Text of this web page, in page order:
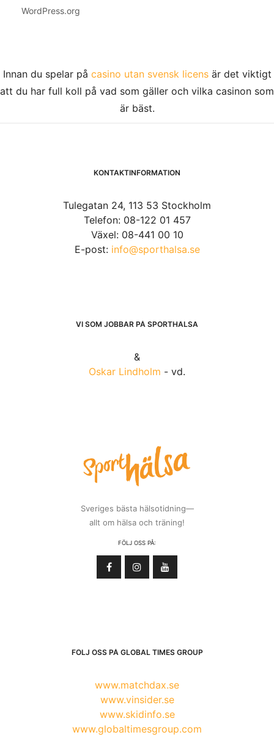
WordPress.org
Innan du spelar på casino utan svensk licensär det viktigt
att du har full koll på vad som gäller och vilka casinon som
är bäst.
KONTAKTINFORMATION
Tulegatan 24, 113 53 Stockholm
Telefon: 08-122 01 457
Växel: 08-441 00 10
E-post: info@sporthalsa.se
VI SOM JOBBAR PÅ SPORTHÄLSA
&
Oskar Lindholm - vd.
Sveriges bästa hälsotidning—
allt om hälsa och träning!
FÖLJ OSS PÅ:
FÖLJ OSS PÅ GLOBAL TIMES GROUP
www.matchdax.se
www.vinsider.se
www.skidinfo.se
www.globaltimesgroup.com